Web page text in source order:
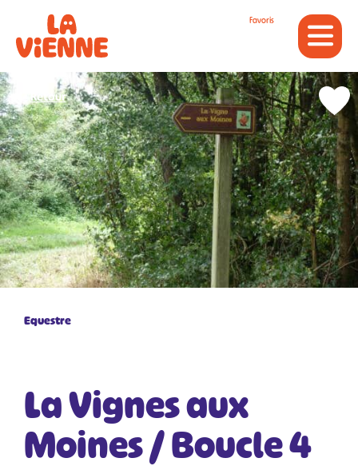
Favoris
Equestre
La Vignes aux
Moines / Boucle 4
Retour